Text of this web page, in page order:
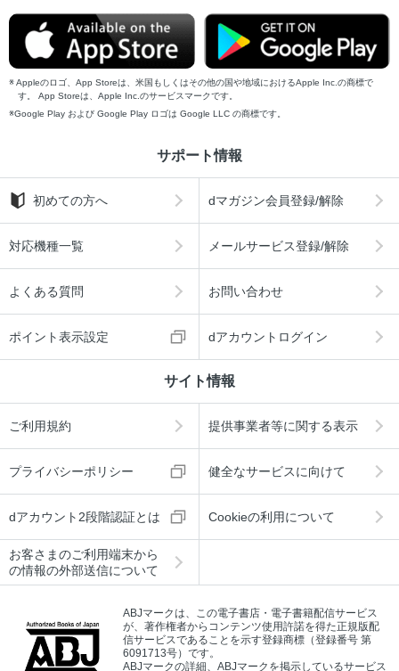
Appleのロゴ、App Storeは、米国もしくはその他の国や地域におけるApple Inc.の商標で
す。 App Storeは、Apple Inc.のサービスマークです。
Google Play および Google Play ロゴは Google LLC の商標です。
サポート情報
初めての方へ dマガジン会員登録/解除
対応機種一覧 メールサービス登録/解除
よくある質問 お問い合わせ
ポイント表示設定 dアカウントログイン
サイト情報
ご利用規約 提供事業者等に関する表示
プライバシーポリシー 健全なサービスに向けて
dアカウント2段階認証とは Cookieの利用について
お客さまのご利用端末から
の情報の外部送信について
ABJマークは、この電子書店・電子書籍配信サービス
が、著作権者からコンテンツ使用許諾を得た正規版配
信サービスであることを示す登録商標（登録番号 第
6091713号）です。
ABJマークの詳細、ABJマークを掲示しているサービス